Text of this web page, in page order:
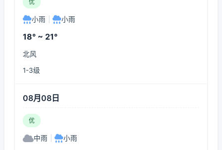
优
小雨 小雨
18° ~ 21°
北风
1-3级
08月08日
优
中雨 小雨